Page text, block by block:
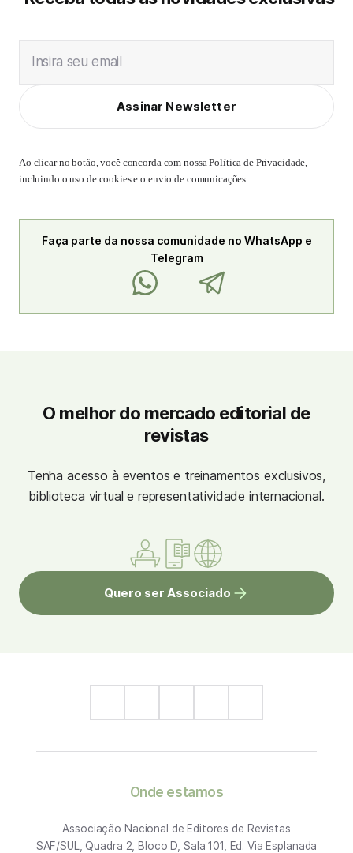
Insira seu email
Assinar Newsletter
Ao clicar no botão, você concorda com nossaPolítica de Privacidade,
incluindo o uso de cookies e o envio de comunicações.
Faça parte da nossa comunidade no WhatsApp e
Telegram
O melhor do mercado editorial de
revistas
Tenha acesso à eventos e treinamentos exclusivos,
biblioteca virtual e representatividade internacional.
Quero ser Associado
Onde estamos
Associação Nacional de Editores de Revistas
SAF/SUL, Quadra 2, Bloco D, Sala 101, Ed. Via Esplanada